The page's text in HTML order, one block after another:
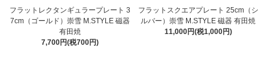
フラットレクタンギュラープレート 3
7cm（ゴールド）崇雪 M.STYLE 磁器
有田焼
7,700円(税700円)
フラットスクエアプレート 25cm（シ
ルバー）崇雪 M.STYLE 磁器 有田焼
11,000円(税1,000円)